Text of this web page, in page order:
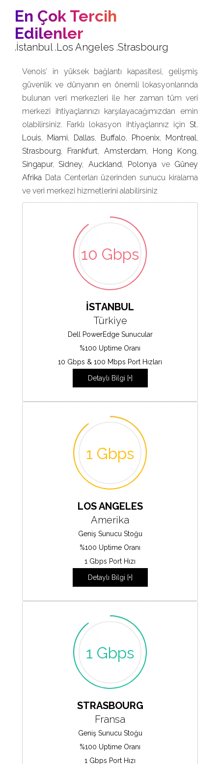
En Çok Tercih
Edilenler
.İstanbul .Los Angeles .Strasbourg
Venois’ in yüksek bağlantı kapasitesi, gelişmiş
güvenlik ve dünyanın en önemli lokasyonlarında
bulunan veri merkezleri ile her zaman tüm veri
merkezi ihtiyaçlarınızı karşılayacağımızdan emin
olabilirsiniz. Farklı lokasyon ihtiyaçlarınız için St.
Louis, Miami, Dallas, Buffalo, Phoenix, Montreal,
Strasbourg, Frankfurt, Amsterdam, Hong Kong,
Singapur, Sidney, Auckland, Polonya ve Güney
Afrika Data Centerları üzerinden sunucu kiralama
ve veri merkezi hizmetlerini alabilirsiniz
10 Gbps
İSTANBUL
Türkiye
Dell PowerEdge Sunucular
%100 Uptime Oranı
10 Gbps & 100 Mbps Port Hızları
Detaylı Bilgi [+]
1 Gbps
LOS ANGELES
Amerika
Geniş Sunucu Stoğu
%100 Uptime Oranı
1 Gbps Port Hızı
Detaylı Bilgi [+]
1 Gbps
STRASBOURG
Fransa
Geniş Sunucu Stoğu
%100 Uptime Oranı
1 Gbps Port Hızı